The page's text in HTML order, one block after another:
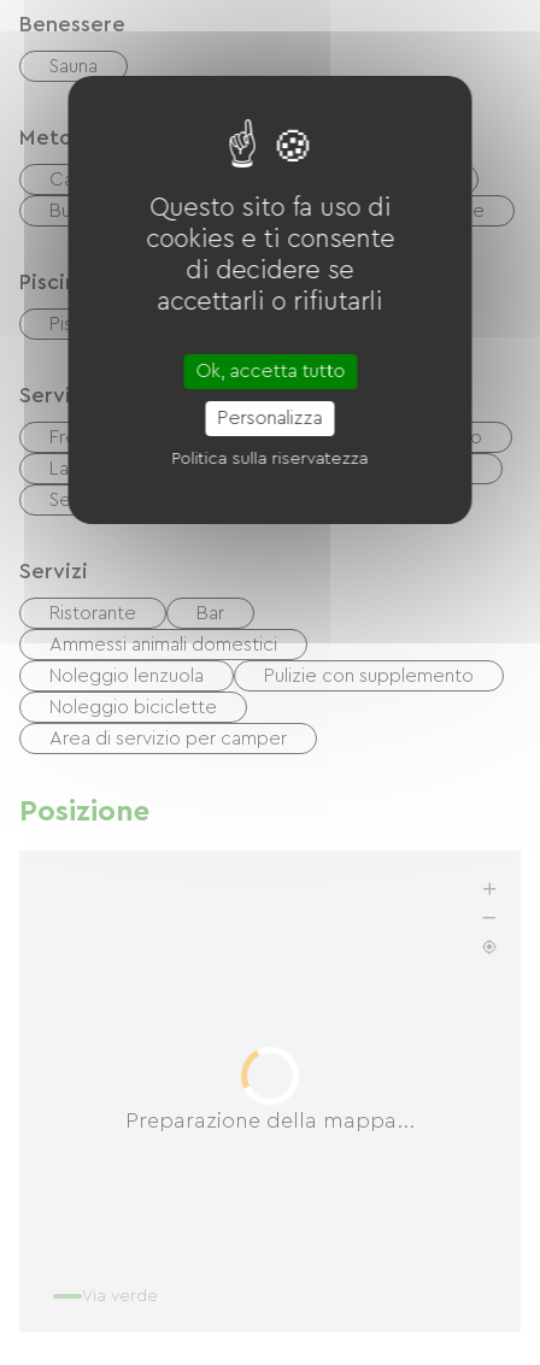
Benessere
Sauna
Metodi di pagamento
Carta di credito
Buoni vacanza (ANCV)
Biglietti del ristorante
Piscina
Piscina coperta
Servizi
Free Wifi Barbecue
Mobili da giardino
Lavatrice collettiva
Asciugatrice in comune
Servizi igienici comuni
Servizi
Ristorante
Bar
Ammessi animali domestici
Noleggio lenzuola
Pulizie con supplemento
Noleggio biciclette
Area di servizio per camper
Posizione
Preparazione della mappa...
Via verde
Questo sito fa uso di
cookies e ti consente
di decidere se
accettarli o rifiutarli
Ok, accetta tutto
Personalizza
Politica sulla riservatezza